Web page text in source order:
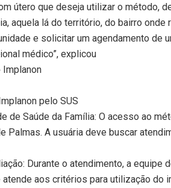
útero que deseja utilizar o método,
aquela lá do território, do bairro
e solicitar um agendamento de
médico”, explicou
pelo SUS
de Saúde da Família: O acesso ao
Palmas. A usuária deve buscar
Durante o atendimento, a equipe
aos critérios para utilização do